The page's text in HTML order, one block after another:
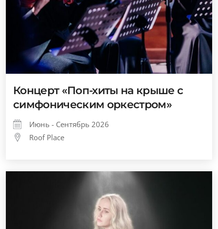
Концерт «Поп-хиты на крыше с
симфоническим оркестром»
Июнь - Сентябрь 2026
Roof Place